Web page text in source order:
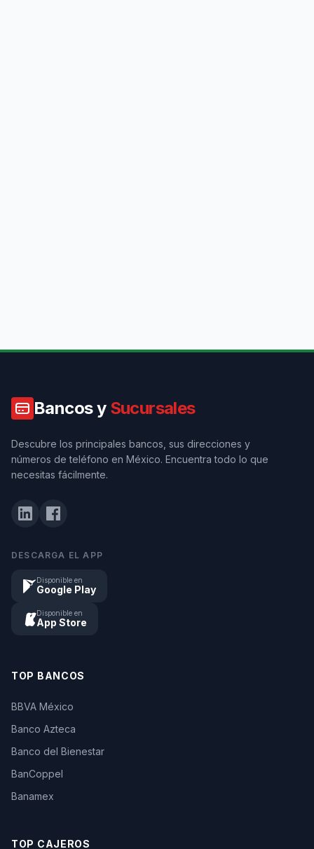
Bancos y Sucursales
Descubre los principales bancos, sus direcciones y
números de teléfono en México. Encuentra todo lo que
necesitas fácilmente.
DESCARGA EL APP
Disponible en
Google Play
Disponible en
App Store
TOP BANCOS
BBVA México
Banco Azteca
Banco del Bienestar
BanCoppel
Banamex
TOP CAJEROS